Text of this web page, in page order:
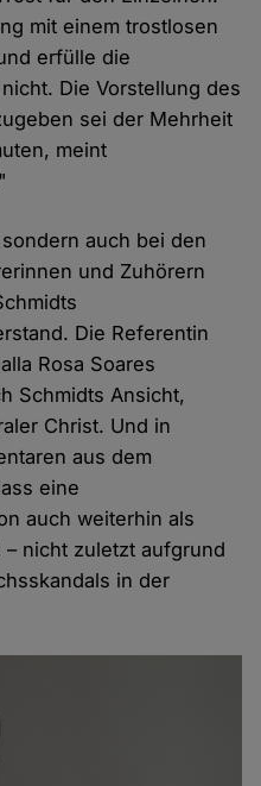
mit einem trostlosen
erfülle die
Die Vorstellung des
sei der Mehrheit
meint
auch bei den
und Zuhörern
Die Referentin
Rosa Soares
Schmidts Ansicht,
Christ. Und in
aus dem
eine
auch weiterhin als
nicht zuletzt aufgrund
in der